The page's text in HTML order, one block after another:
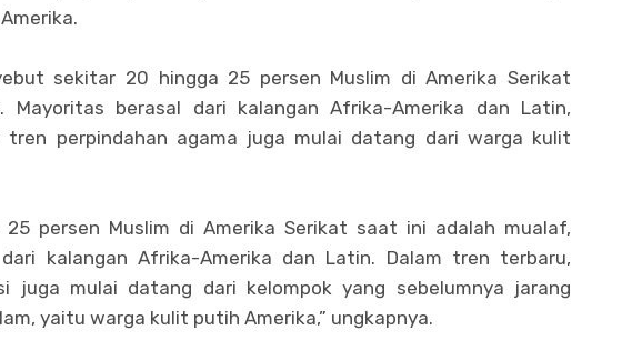
sekitar 20 hingga 25 persen Muslim di Amerika Serikat
Mayoritas berasal dari kalangan Afrika-Amerika dan Latin,
tren perpindahan agama juga mulai datang dari warga kulit
25 persen Muslim di Amerika Serikat saat ini adalah mualaf,
kalangan Afrika-Amerika dan Latin. Dalam tren terbaru,
juga mulai datang dari kelompok yang sebelumnya jarang
yaitu warga kulit putih Amerika,” ungkapnya.